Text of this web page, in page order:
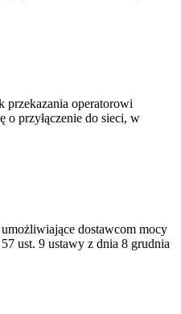
przekazania operatorowi
o przyłączenie do sieci, w
dostawcom mocy
ust. 9 ustawy z dnia 8 grudnia